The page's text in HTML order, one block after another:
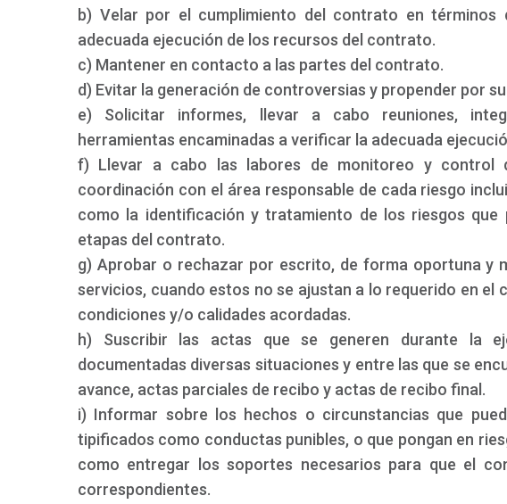
b) Velar por el cumplimiento del contrato en términos
adecuada ejecución de los recursos del contrato.
c) Mantener en contacto a las partes del contrato.
d) Evitar la generación de controversias y propender por
e) Solicitar informes, llevar a cabo reuniones,
herramientas encaminadas a verificar la adecuada
f) Llevar a cabo las labores de monitoreo y control
coordinación con el área responsable de cada riesgo
como la identificación y tratamiento de los riesgos que
etapas del contrato.
g) Aprobar o rechazar por escrito, de forma oportuna y
servicios, cuando estos no se ajustan a lo requerido en
condiciones y/o calidades acordadas.
h) Suscribir las actas que se generen durante la
documentadas diversas situaciones y entre las que se
avance, actas parciales de recibo y actas de recibo final.
i) Informar sobre los hechos o circunstancias que
tipificados como conductas punibles, o que pongan en
como entregar los soportes necesarios para que el
correspondientes.